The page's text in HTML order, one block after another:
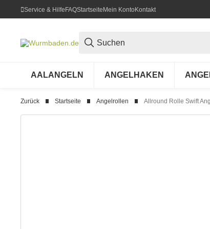
Service & HilfeFAQStartseiteMein KontoKontakt
AALANGELN ANGELHAKEN
Zurück Startseite Angelrollen Allround Rolle Swift